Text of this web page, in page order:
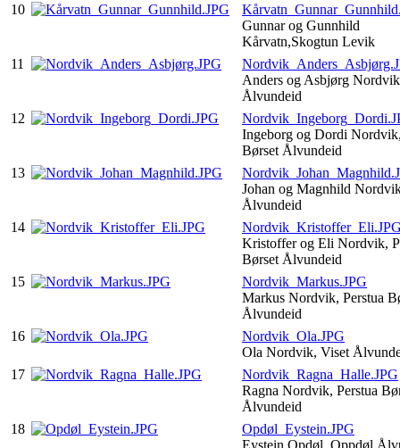
10
Gunnar og Gunnhild
Kårvatn,Skogtun Levik
11
Anders og Asbjørg
Ålvundeid
12
Ingeborg og Dordi
Børset Ålvundeid
13
Johan og Magnhild
Ålvundeid
14
Kristoffer og Eli Nordvik,
Børset Ålvundeid
15
Nordvik_Markus.JPG
Markus Nordvik, Perstua
Ålvundeid
16
Nordvik_Ola.JPG
Ola Nordvik, Viset
17
Nordvik_Ragna_Halle.JPG
Ragna Nordvik, Perstua
Ålvundeid
18
Opdøl_Eystein.JPG